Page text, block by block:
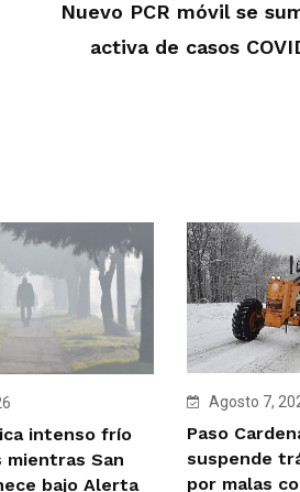
Nuevo PCR móvil se
activa de casos
intenso frío
mientras San
bajo Alerta
Agosto 7,
Paso
suspende
por malas